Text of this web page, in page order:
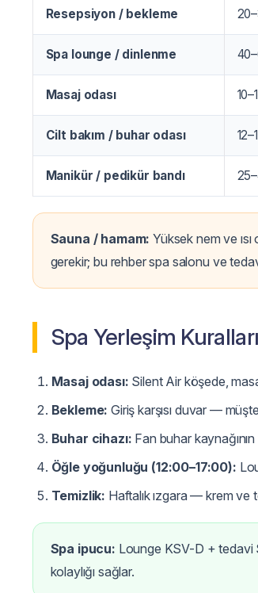
Resepsiyon / bekleme
Spa lounge / dinlenme
Masaj odası
Cilt bakım / buhar odası
Manikür / pedikür bandı
Sauna / hamam: Yüksek nem ve
gerekir; bu rehber spa salonu ve
Spa Yerleşim Kuralları
Masaj odası: Silent Air köşede,
Bekleme: Giriş karşısı duvar —
Buhar cihazı: Fan buhar
Öğle yoğunluğu (12:00–17:00):
Temizlik: Haftalık ızgara — krem ve
Spa ipucu: Lounge KSV-D + tedavi
kolaylığı sağlar.